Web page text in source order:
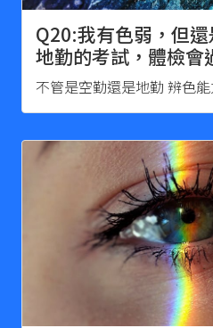
Q20:我有色弱，但
地勤的考試，體檢會
不管是空勤還是地勤 辨色